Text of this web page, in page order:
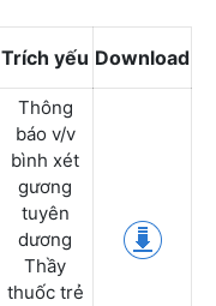
Trích yếu Download
Thông
báo v/v
bình xét
gương
tuyên
dương
Thầy
thuốc trẻ